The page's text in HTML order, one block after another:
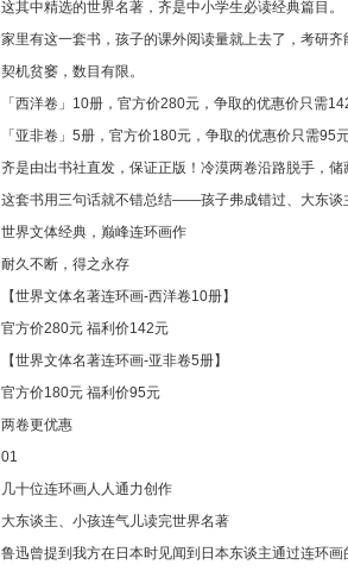
这其中精选的世界名著，齐是中小学生必读经典篇目。
家里有这一套书，孩子的课外阅读量就上去了，考研齐
契机贫窭，数目有限。
「西洋卷」10册，官方价280元，争取的优惠价只需
「亚非卷」5册，官方价180元，争取的优惠价只需95
齐是由出书社直发，保证正版！冷漠两卷沿路脱手，储
这套书用三句话就不错总结——孩子弗成错过、大东谈
世界文体经典，巅峰连环画作
耐久不断，得之永存
【世界文体名著连环画-西洋卷10册】
官方价280元 福利价142元
【世界文体名著连环画-亚非卷5册】
官方价180元 福利价95元
两卷更优惠
01
几十位连环画人人通力创作
大东谈主、小孩连气儿读完世界名著
鲁迅曾提到我方在日本时见闻到日本东谈主通过连环画